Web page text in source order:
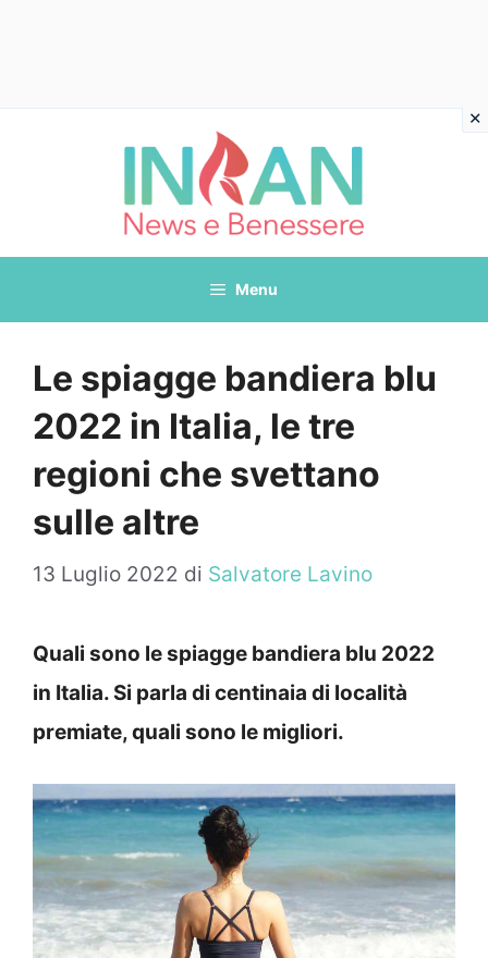
Menu
Le spiagge bandiera blu
2022 in Italia, le tre
regioni che svettano
sulle altre
13 Luglio 2022 di Salvatore Lavino
Quali sono le spiagge bandiera blu 2022
in Italia. Si parla di centinaia di località
premiate, quali sono le migliori.